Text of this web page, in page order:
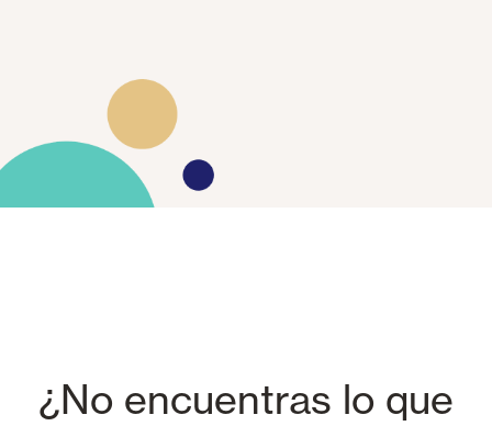
¿No encuentras lo que